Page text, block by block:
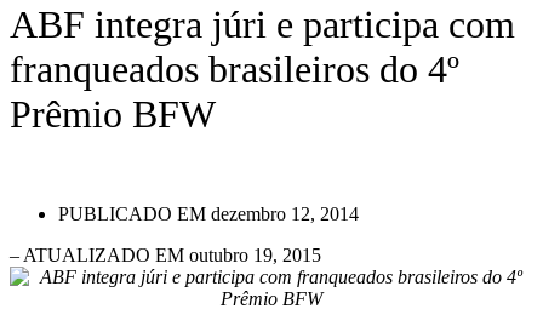
ABF integra júri e participa com
franqueados brasileiros do 4º
Prêmio BFW
PUBLICADO EM dezembro 12, 2014
– ATUALIZADO EM outubro 19, 2015